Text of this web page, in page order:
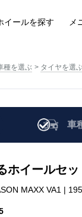
イールを探す メ
種を選ぶ タイヤを選
車
ホイールセ
MAXX VA1 |